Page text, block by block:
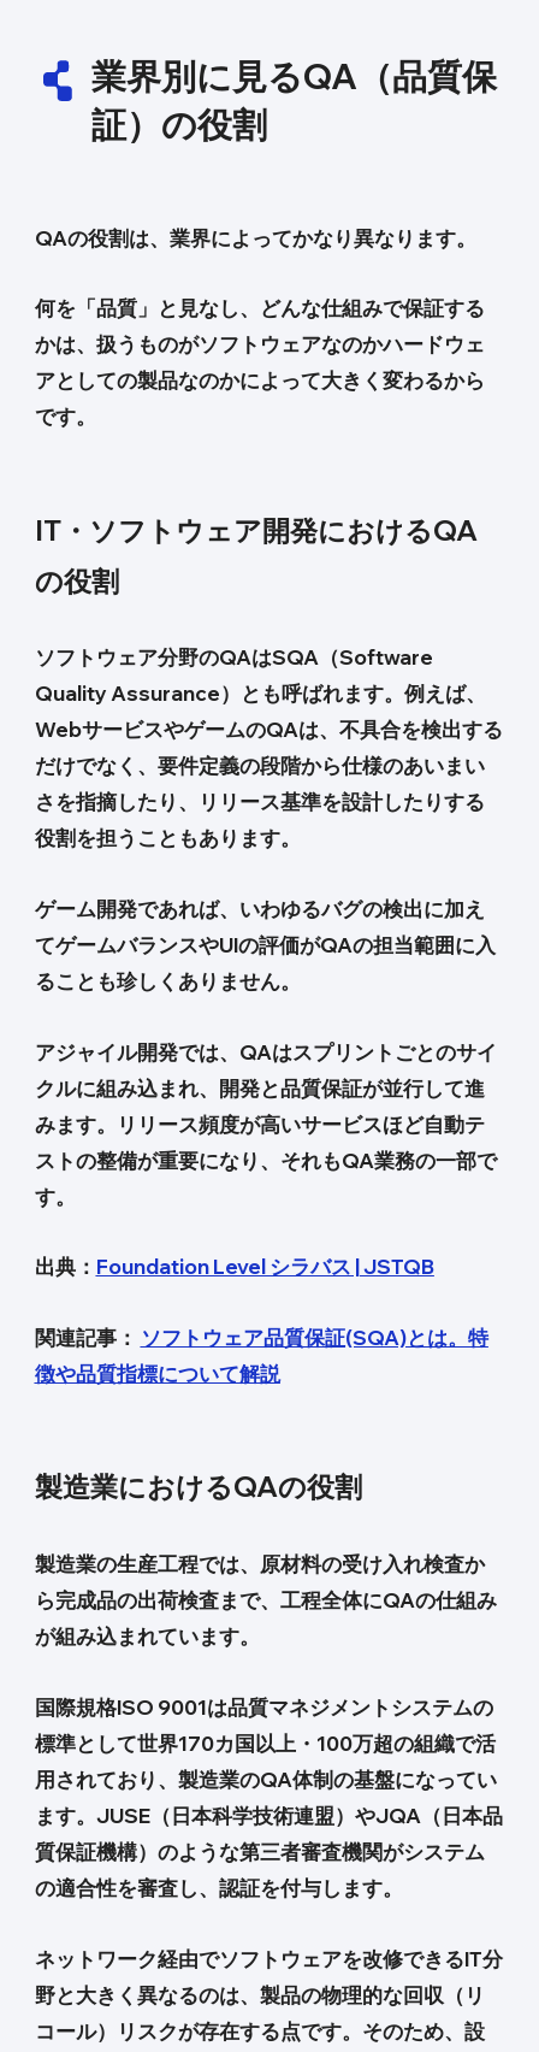
業界別に見るQA（品質保
証）の役割
QAの役割は、業界によってかなり異なります。
何を「品質」と見なし、どんな仕組みで保証する
かは、扱うものがソフトウェアなのかハードウェ
アとしての製品なのかによって大きく変わるから
です。
IT・ソフトウェア開発におけるQA
の役割
ソフトウェア分野のQAはSQA（Software
Quality Assurance）とも呼ばれます。例えば、
WebサービスやゲームのQAは、不具合を検出する
だけでなく、要件定義の段階から仕様のあいまい
さを指摘したり、リリース基準を設計したりする
役割を担うこともあります。
ゲーム開発であれば、いわゆるバグの検出に加え
てゲームバランスやUIの評価がQAの担当範囲に入
ることも珍しくありません。
アジャイル開発では、QAはスプリントごとのサイ
クルに組み込まれ、開発と品質保証が並行して進
みます。リリース頻度が高いサービスほど自動テ
ストの整備が重要になり、それもQA業務の一部で
す。
出典： Foundation Level シラバス | JSTQB
関連記事： ソフトウェア品質保証(SQA)とは。特
徴や品質指標について解説
製造業におけるQAの役割
製造業の生産工程では、原材料の受け入れ検査か
ら完成品の出荷検査まで、工程全体にQAの仕組み
が組み込まれています。
国際規格ISO 9001は品質マネジメントシステムの
標準として世界170カ国以上・100万超の組織で活
用されており、製造業のQA体制の基盤になってい
ます。JUSE（日本科学技術連盟）やJQA（日本品
質保証機構）のような第三者審査機関がシステム
の適合性を審査し、認証を付与します。
ネットワーク経由でソフトウェアを改修できるIT分
野と大きく異なるのは、製品の物理的な回収（リ
コール）リスクが存在する点です。そのため、設